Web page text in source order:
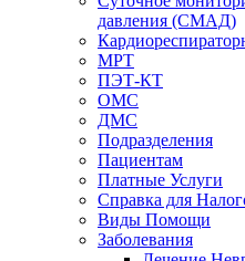
давления (СМАД)
МРТ
ПЭТ-КТ
ОМС
ДМС
Подразделения
Пациентам
Платные Услуги
Справка для
Виды Помощи
Заболевания